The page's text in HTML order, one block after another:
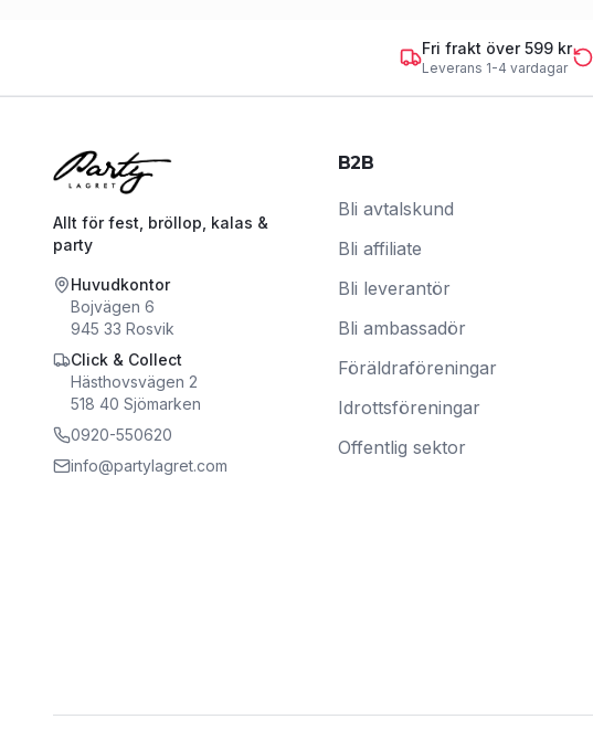
Fri frakt över 599 kr
Leverans 1-4 vardagar
Allt för fest, bröllop, kalas &
party
Huvudkontor
Bojvägen 6
945 33 Rosvik
Click & Collect
Hästhovsvägen 2
518 40 Sjömarken
0920-550620
info@partylagret.com
B2B
Bli avtalskund
Bli affiliate
Bli leverantör
Bli ambassadör
Föräldraföreningar
Idrottsföreningar
Offentlig sektor